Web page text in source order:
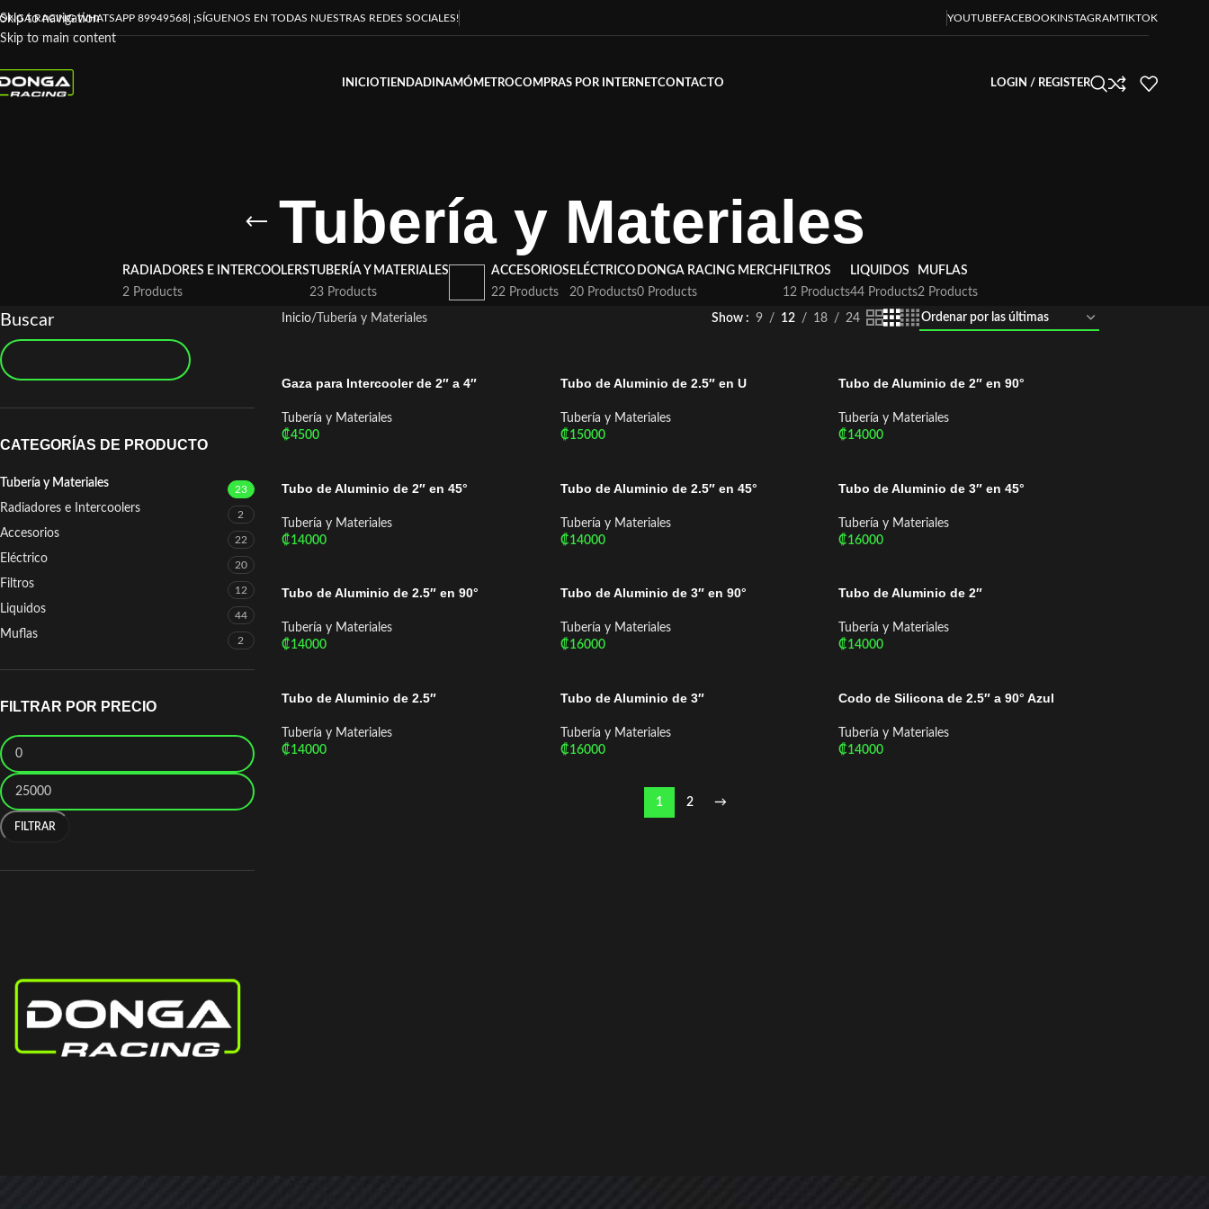
Skip to navigation
Skip to main content
RACING WHATSAPP 89949568 | ¡SÍGUENOS EN TODAS NUESTRAS REDES SOCIALES! YOUTUBEFACEBOOKINSTAGRAMTIKTOK
INICIOTIENDA DINAMÓMETROCOMPRAS POR INTERNETCONTACTO LOGIN / REGISTER
Tubería y Materiales
RADIADORES E INTERCOOLERS
2 Products
TUBERÍA Y MATERIALES
23 Products
ACCESORIOS
22 Products
ELÉCTRICO
20 Products
DONGA RACING MERCH
0 Products
FILTROS
12 Products
LIQUIDOS
44 Products
MUFLAS
2 Products
Buscar
CATEGORÍAS DE PRODUCTO
Tubería y Materiales 23
Radiadores e Intercoolers 2
Accesorios 22
Eléctrico 20
Filtros 12
Liquidos 44
Muflas 2
FILTRAR POR PRECIO
FILTRAR
Inicio Tubería y Materiales Show 9 12 18 24
Gaza para Intercooler de 2″ a 4″
Tubería y Materiales
₡4500
Tubo de Aluminio de 2.5″ en U
Tubería y Materiales
₡15000
Tubo de Aluminio de 2″ en 90°
Tubería y Materiales
₡14000
Tubo de Aluminio de 2″ en 45°
Tubería y Materiales
₡14000
Tubo de Aluminio de 2.5″ en 45°
Tubería y Materiales
₡14000
Tubo de Aluminio de 3″ en 45°
Tubería y Materiales
₡16000
Tubo de Aluminio de 2.5″ en 90°
Tubería y Materiales
₡14000
Tubo de Aluminio de 3″ en 90°
Tubería y Materiales
₡16000
Tubo de Aluminio de 2″
Tubería y Materiales
₡14000
Tubo de Aluminio de 2.5″
Tubería y Materiales
₡14000
Tubo de Aluminio de 3″
Tubería y Materiales
₡16000
Codo de Silicona de 2.5″ a 90° Azul
Tubería y Materiales
₡14000
1 2 →